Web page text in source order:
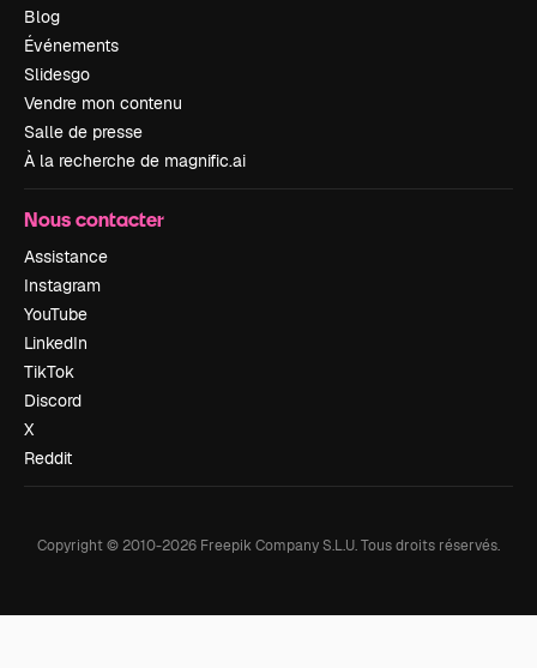
Blog
Événements
Slidesgo
Vendre mon contenu
Salle de presse
À la recherche de magnific.ai
Nous contacter
Assistance
Instagram
YouTube
LinkedIn
TikTok
Discord
X
Reddit
Copyright © 2010-2026 Freepik Company S.L.U.Tous droits réservés.